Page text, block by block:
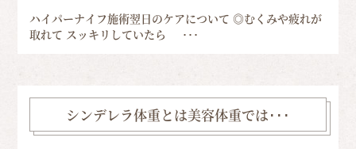
ハイパーナイフ施術翌日のケアについて ◎むくみや疲れが
取れて スッキリしていたら ･･･
シンデレラ体重とは美容体重では･･･